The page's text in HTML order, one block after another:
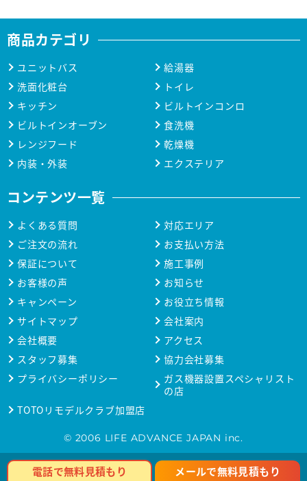
商品カテゴリ
ユニットバス
給湯器
洗面化粧台
トイレ
キッチン
ビルトインコンロ
ビルトインオーブン
食洗機
レンジフード
乾燥機
内装・外装
エクステリア
コンテンツ一覧
よくある質問
対応エリア
ご注文の流れ
お支払い方法
保証について
施工事例
お客様の声
お知らせ
キャンペーン
お役立ち情報
サイトマップ
会社案内
会社概要
アクセス
スタッフ募集
協力会社募集
プライバシーポリシー
ガス機器設置スペシャリスト
の店
TOTOリモデルクラブ加盟店
© 2006 LIFE ADVANCE JAPAN inc.
電話で無料見積もり メールで無料見積もり